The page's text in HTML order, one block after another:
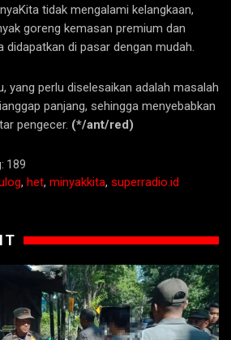
tidak mengalami kelangkaan,
goreng kemasan premium dan
didapatkan di pasar dengan mudah.
yang perlu diselesaikan adalah masalah
panjang, sehingga menyebabkan
pengecer. (*/ant/red)
189
, het, minyakkita, superradio.id